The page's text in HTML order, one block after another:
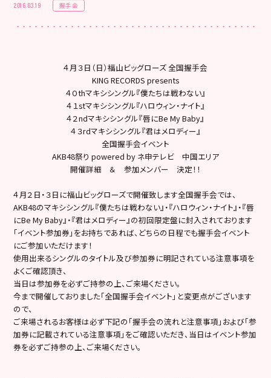
2016.03.19 握手会
４月３日（日）福山ビッグローズ 全国握手会
KING RECORDS presents
４０thマキシシングル『僕たちは戦わない』
４１stマキシシングル『ハロウィン・ナイト』
４２ndマキシシングル『唇にBe My Baby』
４３rdマキシシングル『君はメロディー』
全国握手会イベント
AKB48祭り powered by ネ申テレビ 中国エリア
開催詳細 ＆ 参加メンバー 決定！！
４月２日・３日に福山ビッグローズで開催致します全国握手会では、
AKB48のマキシシングル『僕たちは戦わない』・『ハロウィン・ナイト』・『唇
にBe My Baby』・『君はメロディー』の初回限定盤に封入されております
「イベント参加券」をお持ちであれば、どちらの日程でも握手会イベント
にご参加いただけます！
使用出来るシングルのタイトル及び参加券に明記されている注意事項を
よくご確認頂き、
当日は参加券を必ずご持参の上、ご来場ください。
今まで開催しておりました「全国握手会イベント」と変更点がございます
ので、
ご来場されるお客様は必ず下記の「握手会の流れと注意事項」および「参
加券に記載されている注意事項」をご確認いただき、当日はイベント参加
券を必ずご持参の上、ご来場ください。